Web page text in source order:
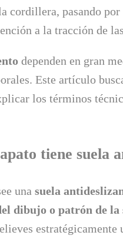
cordillera, pasando
a la tracción de
dependen en gran
Este artículo
los términos
tiene suela
una suela
dibujo o patrón de la